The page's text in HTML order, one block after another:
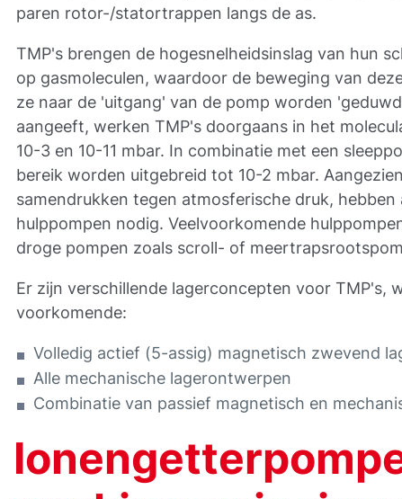
paren rotor-/statortrappen langs de as.
TMP's brengen de hogesnelheidsinslag van hun
op gasmoleculen, waardoor de beweging van
ze naar de 'uitgang' van de pomp worden
aangeeft, werken TMP's doorgaans in het
10-3 en 10-11 mbar. In combinatie met een
bereik worden uitgebreid tot 10-2 mbar.
samendrukken tegen atmosferische druk, hebben
hulppompen nodig. Veelvoorkomende
droge pompen zoals scroll- of
Er zijn verschillende lagerconcepten voor TMP's,
voorkomende:
Volledig actief (5-assig) magnetisch zwevend
Alle mechanische lagerontwerpen
Combinatie van passief magnetisch en